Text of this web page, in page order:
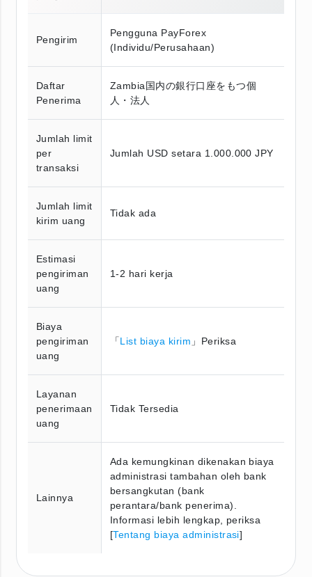
Pengirim
Pengguna PayForex
(Individu/Perusahaan)
Daftar
Penerima
Zambia国内の銀行口座をもつ個
人・法人
Jumlah limit
per
transaksi
Jumlah USD setara 1.000.000 JPY
Jumlah limit
kirim uang
Tidak ada
Estimasi
pengiriman
uang
1-2 hari kerja
Biaya
pengiriman
uang
「List biaya kirim 」Periksa
Layanan
penerimaan
uang
Tidak Tersedia
Lainnya
Ada kemungkinan dikenakan biaya
administrasi tambahan oleh bank
bersangkutan (bank
perantara/bank penerima).
Informasi lebih lengkap, periksa
[Tentang biaya administrasi]